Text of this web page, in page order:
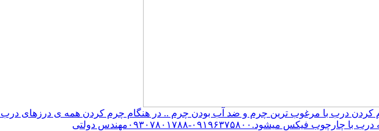
درب با مرغوب ترین چرم و ضد آب بودن چرم .. در هنگام چرم کردن همه ی درزهای درب و
میشود.۰۹۱۹۶۳۷۵۸۰۰-۰۹۳۰۷۸۰۱۷۸۸مهندس دولتی